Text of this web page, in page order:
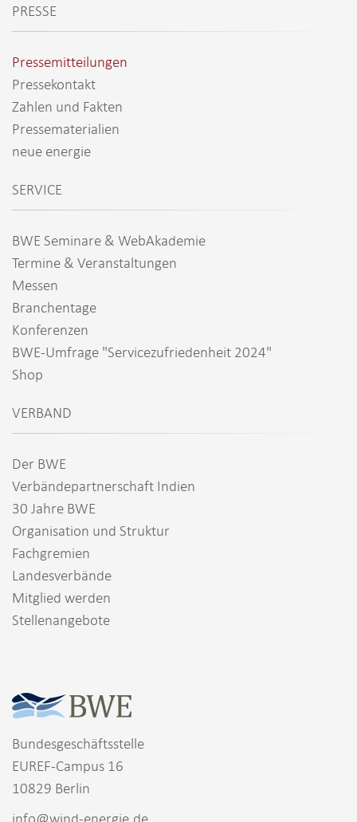
PRESSE
Pressemitteilungen
Pressekontakt
Zahlen und Fakten
Pressematerialien
neue energie
SERVICE
BWE Seminare & WebAkademie
Termine & Veranstaltungen
Messen
Branchentage
Konferenzen
BWE-Umfrage "Servicezufriedenheit 2024"
Shop
VERBAND
Der BWE
Verbändepartnerschaft Indien
30 Jahre BWE
Organisation und Struktur
Fachgremien
Landesverbände
Mitglied werden
Stellenangebote
Bundesgeschäftsstelle
EUREF-Campus 16
10829 Berlin
info@wind-energie.de